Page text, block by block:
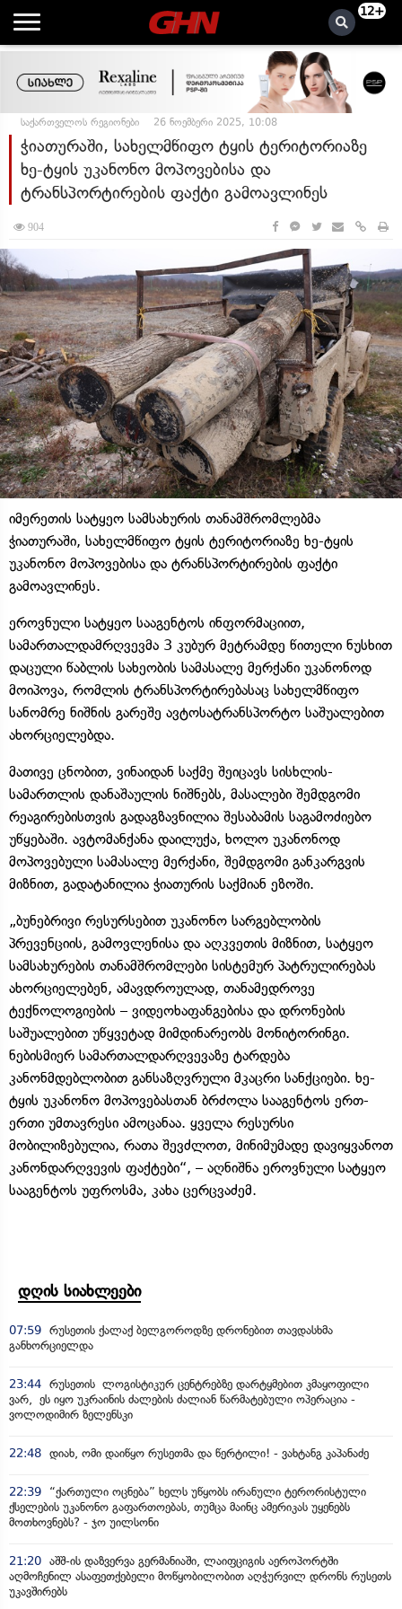
12+
საქართველოს რეგიონები 26 ნოემბერი 2025, 10:08
ჭიათურაში, სახელმწიფო ტყის ტერიტორიაზე
ხე-ტყის უკანონო მოპოვებისა და
ტრანსპორტირების ფაქტი გამოავლინეს
904
იმერეთის სატყეო სამსახურის თანამშრომლებმა
ჭიათურაში, სახელმწიფო ტყის ტერიტორიაზე ხე-ტყის
უკანონო მოპოვებისა და ტრანსპორტირების ფაქტი
გამოავლინეს.
ეროვნული სატყეო სააგენტოს ინფორმაციით,
სამართალდამრღვევმა 3 კუბურ მეტრამდე წითელი ნუსხით
დაცული წაბლის სახეობის სამასალე მერქანი უკანონოდ
მოიპოვა, რომლის ტრანსპორტირებასაც სახელმწიფო
სანომრე ნიშნის გარეშე ავტოსატრანსპორტო საშუალებით
ახორციელებდა.
მათივე ცნობით, ვინაიდან საქმე შეიცავს სისხლის-
სამართლის დანაშაულის ნიშნებს, მასალები შემდგომი
რეაგირებისთვის გადაგზავნილია შესაბამის საგამოძიებო
უწყებაში. ავტომანქანა დაილუქა, ხოლო უკანონოდ
მოპოვებული სამასალე მერქანი, შემდგომი განკარგვის
მიზნით, გადატანილია ჭიათურის საქმიან ეზოში.
„ბუნებრივი რესურსებით უკანონო სარგებლობის
პრევენციის, გამოვლენისა და აღკვეთის მიზნით, სატყეო
სამსახურების თანამშრომლები სისტემურ პატრულირებას
ახორციელებენ, ამავდროულად, თანამედროვე
ტექნოლოგიების – ვიდეოხაფანგებისა და დრონების
საშუალებით უწყვეტად მიმდინარეობს მონიტორინგი.
ნებისმიერ სამართალდარღვევაზე ტარდება
კანონმდებლობით განსაზღვრული მკაცრი სანქციები. ხე-
ტყის უკანონო მოპოვებასთან ბრძოლა სააგენტოს ერთ-
ერთი უმთავრესი ამოცანაა. ყველა რესურსი
მობილიზებულია, რათა შევძლოთ, მინიმუმადე დავიყვანოთ
კანონდარღვევის ფაქტები“, – აღნიშნა ეროვნული სატყეო
სააგენტოს უფროსმა, კახა ცერცვაძემ.
დღის სიახლეები
07:59 რუსეთის ქალაქ ბელგოროდზე დრონებით თავდასხმა
განხორციელდა
23:44 რუსეთის ლოგისტიკურ ცენტრებზე დარტყმებით კმაყოფილი
ვარ, ეს იყო უკრაინის ძალების ძალიან წარმატებული ოპერაცია -
ვოლოდიმირ ზელენსკი
22:48 დიახ, ომი დაიწყო რუსეთმა და წერტილი! - ვახტანგ კაპანაძე
22:39
“ქართული ოცნება” ხელს უწყობს ირანული ტერორისტული
ქსელების უკანონო გაფართოებას, თუმცა მაინც ამერიკას უყენებს
მოთხოვნებს? - ჯო უილსონი
21:20 აშშ-ის დაზვერვა გერმანიაში, ლაიფციგის აეროპორტში
აღმოჩენილ ასაფეთქებელი მოწყობილობით აღჭურვილ დრონს რუსეთს
უკავშირებს